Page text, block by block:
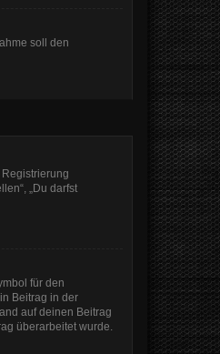
soll den
„Du darfst
für den
Beitrag in der
auf deinen Beitrag
überarbeitet wurde.